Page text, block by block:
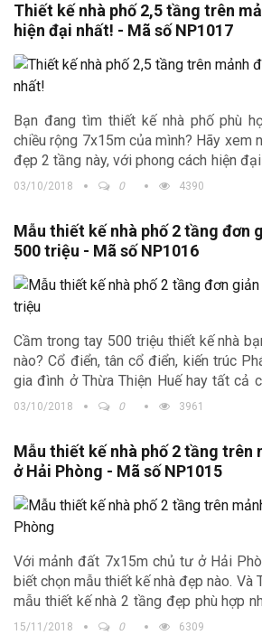
Thiết kế nhà phố 2,5 tầng trên
hiện đại nhất! - Mã số NP1017
Bạn đang tìm thiết kế nhà phố phù
chiều rộng 7x15m của mình? Hãy xem
đẹp 2 tầng này, với phong cách hiện
năng này nhé!
03/10/2018 0 4390
Mẫu thiết kế nhà phố 2 tầng đơn
500 triệu - Mã số NP1016
Cầm trong tay 500 triệu thiết kế nhà
nào? Cổ điển, tân cổ điển, kiến trúc
gia đình ở Thừa Thiện Huế hay tất cả
nước cùng đón xem ngay mẫu nhà
03/10/2018 0 3961
Mẫu thiết kế nhà phố 2 tầng trên
ở Hải Phòng - Mã số NP1015
Với mảnh đất 7x15m chủ tư ở Hải
biết chọn mẫu thiết kế nhà đẹp nào. Và
mẫu thiết kế nhà 2 tầng đẹp phù hợp
tỉnh Hải Phòng!
15/11/2018 0 6309